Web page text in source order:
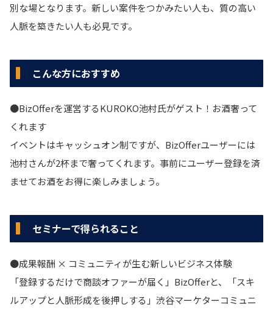
別な場となります。新しい案件をつかみたい人も、質の高い
人脈を築きたい人も必見です。
こんな方におすすめ
●BizOfferを運営するKUROKO池村氏がゲスト！お酒奢って
くれます
イベントはキャッシュオン制ですが、BizOfferユーザーには
池村さんが2杯まで奢ってくれます。事前にユーザー登録を済
ませてお酒をお得に楽しみましょう。
セミナーで得られること
●成果報酬 × コミュニティが生む新しいビジネス体験
「登録するだけで商談オファーが届く」BizOfferと、「スキ
ルアップと人脈形成を後押しする」渋谷マーケターコミュニ